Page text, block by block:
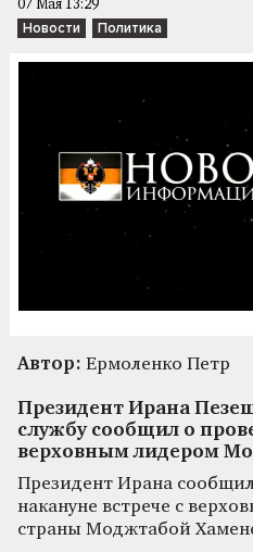
07 Мая 13:29
Новости Политика
Автор: Ермоленко Петр
Президент Ирана
службу сообщил о
верховным лидером
Президент Ирана
накануне встрече с
страны Моджтабой